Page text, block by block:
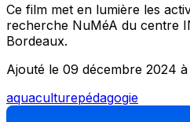
Ce film met en lumière les
recherche NuMéA du centre
Bordeaux.
Ajouté le 09 décembre 2024 à
aquaculturepédagogie